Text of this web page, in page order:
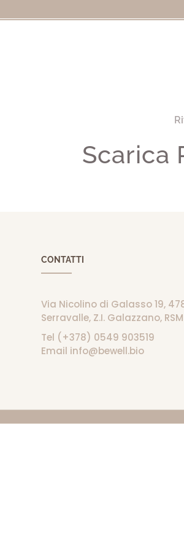
Scarica
CONTATTI
Via Nicolino di Galasso 19,
Serravalle, Z.I. Galazzano, RSM
Tel (+378) 0549 903519
Email info@bewell.bio